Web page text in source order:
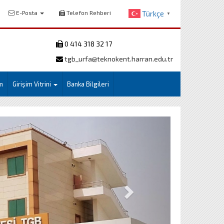
E-Posta Telefon Rehberi Türkçe ▼
0 414 318 32 17
tgb_urfa@teknokent.harran.edu.tr
Girişim Vitrini Banka Bilgileri